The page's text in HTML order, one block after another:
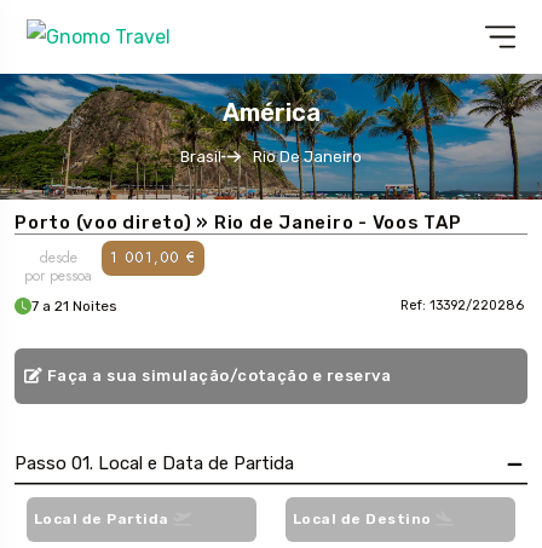
América
Brasil Rio De Janeiro
Porto (voo direto) » Rio de Janeiro - Voos TAP
desde
por pessoa
1 001,00 €
7 a 21 Noites Ref: 13392/220286
Faça a sua simulação/cotação e reserva
Passo 01. Local e Data de Partida
Local de Partida Local de Destino